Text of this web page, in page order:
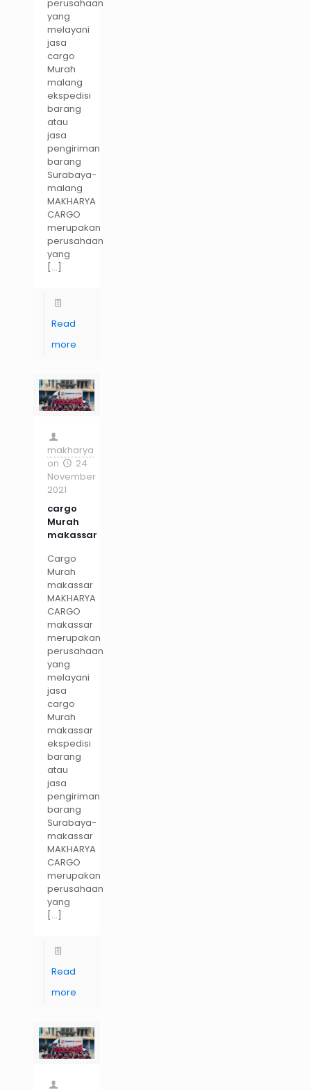
perusahaan
yang
melayani
jasa
cargo
Murah
malang
ekspedisi
barang
atau
jasa
pengiriman
barang
Surabaya-
malang
MAKHARYA
CARGO
merupakan
perusahaan
yang
[…]
Read
more
makharya
on
24
November
2021
cargo
Murah
makassar
Cargo
Murah
makassar
MAKHARYA
CARGO
makassar
merupakan
perusahaan
yang
melayani
jasa
cargo
Murah
makassar
ekspedisi
barang
atau
jasa
pengiriman
barang
Surabaya-
makassar
MAKHARYA
CARGO
merupakan
perusahaan
yang
[…]
Read
more